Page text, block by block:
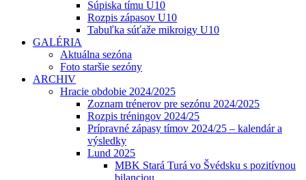
Súpiska tímu U10
Rozpis zápasov U10
Tabuľka súťaže mikroigy U10
GALÉRIA
Aktuálna sezóna
Foto staršie sezóny
ARCHIV
Hracie obdobie 2024/2025
Zoznam trénerov pre sezónu 2024/2025
Rozpis tréningov 2024/25
Prípravné zápasy tímov 2024/25 – kalendár a
výsledky
Lund 2025
MBK Stará Turá vo Švédsku s pozitívnou
bilanciou